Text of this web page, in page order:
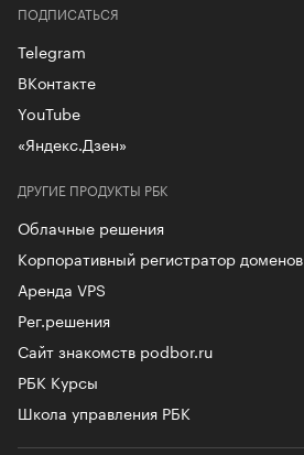
ДРУГИЕ ПРОДУКТЫ РБК
Облачные решения
Корпоративный регистратор доменов
Аренда VPS
Рег.решения
Сайт знакомств podbor.ru
РБК Курсы
Школа управления РБК
ПОДПИСАТЬСЯ
Telegram
ВКонтакте
YouTube
«Яндекс.Дзен»